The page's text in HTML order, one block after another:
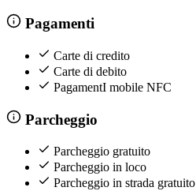
Pagamenti
Carte di credito
Carte di debito
PagamentI mobile NFC
Parcheggio
Parcheggio gratuito
Parcheggio in loco
Parcheggio in strada gratuito